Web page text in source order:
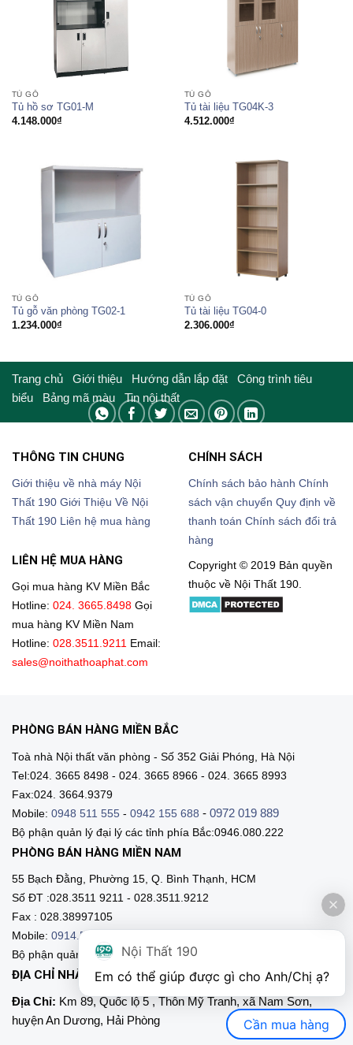
TỦ GỖ
Tủ hồ sơ TG01-M
4.148.000₫
TỦ GỖ
Tủ tài liệu TG04K-3
4.512.000₫
TỦ GỖ
Tủ gỗ văn phòng TG02-1
1.234.000₫
TỦ GỖ
Tủ tài liệu TG04-0
2.306.000₫
Trang chủ Giới thiệu Hướng dẫn lắp đặt Công trình tiêu
biểu
Bảng mã màu Tin nội thất
THÔNG TIN CHUNG
Giới thiệu về nhà máy Nội
Thất 190 Giới Thiệu Về Nội
Thất 190
Liên hệ mua hàng
CHÍNH SÁCH
Chính sách bảo hành Chính
sách vận chuyển Quy định về
thanh toán Chính sách đổi trả
hàng
LIÊN HỆ MUA HÀNG
Gọi mua hàng KV Miền Bắc
Hotline: 024. 3665.8498 Gọi
mua hàng KV Miền Nam
Hotline: 028.3511.9211 Email:
sales@noithathoaphat.com
Copyright © 2019 Bản quyền
thuộc về Nội Thất 190.
PHÒNG BÁN HÀNG MIỀN BẮC
Toà nhà Nội thất văn phòng - Số 352 Giải Phóng, Hà Nội
Tel:024. 3665 8498 - 024. 3665 8966 - 024. 3665 8993
Fax:024. 3664.9379
Mobile: 0948 511 555 - 0942 155 688 - 0972 019 889
Bộ phận quản lý đại lý các tỉnh phía Bắc:0946.080.222
PHÒNG BÁN HÀNG MIỀN NAM
55 Bạch Đằng, Phường 15, Q. Bình Thạnh, HCM
Số ĐT :028.3511 9211 - 028.3511.9212
Fax : 028.38997105
Mobile: 0914.515.659
Bộ phận quản lý đại lý các tỉnh phía Nam:0903.331.9211
ĐỊA CHỈ NHÀ MÁY SẢN XUẤT
Địa Chỉ: Km 89, Quốc lộ 5 , Thôn Mỹ Tranh, xã Nam Sơn,
huyện An Dương, Hải Phòng
Nội Thất 190
Cần mua hàng